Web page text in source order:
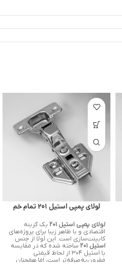
لولای پمپی استیل 201 تمام خم
لولای پمپی استیل ۲۰۱
یک گزینه
اقتصادی و با ظاهر زیبا برای پروژه‌های
کابینت‌سازی است. این لولا از جنس
استیل ۲۰۱
ساخته شده که در مقایسه
با استیل ۳۰۴ از لحاظ قیمتی
مقرون‌به‌صرفه‌تر است، اما همچنان